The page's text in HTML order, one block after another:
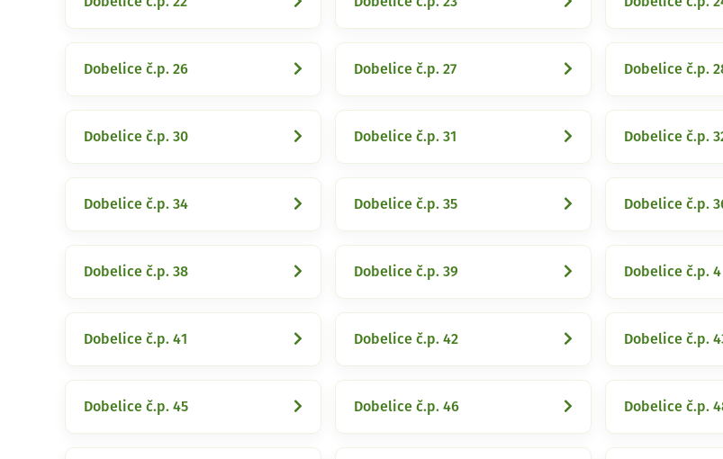
Dobelice č.p. 26 Dobelice č.p. 27 Dobelice č.p.
Dobelice č.p. 30 Dobelice č.p. 31 Dobelice č.p.
Dobelice č.p. 34 Dobelice č.p. 35 Dobelice č.p.
Dobelice č.p. 38 Dobelice č.p. 39 Dobelice č.p. 4
Dobelice č.p. 41 Dobelice č.p. 42 Dobelice č.p.
Dobelice č.p. 45 Dobelice č.p. 46 Dobelice č.p.